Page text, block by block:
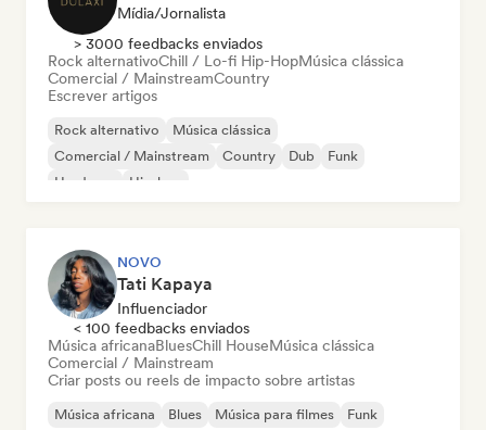
Mídia/Jornalista
> 3000 feedbacks enviados
Rock alternativoChill / Lo-fi Hip-HopMúsica clássica
Comercial / MainstreamCountry
Escrever artigos
Rock alternativo
Música clássica
Comercial / Mainstream
Country Dub
Funk
Hardcore
Hip-hop
NOVO
Tati Kapaya
Influenciador
< 100 feedbacks enviados
Música africanaBluesChill HouseMúsica clássica
Comercial / Mainstream
Criar posts ou reels de impacto sobre artistas
Música africana Blues Música para filmes Funk